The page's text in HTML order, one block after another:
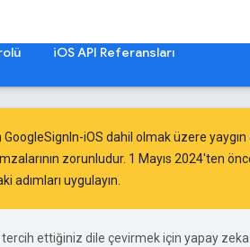
iOS API Referansları
iOS dahil olmak üzere yaygın
zorunludur. 1 Mayıs 2024'ten
adımları uygulayın.
tercih ettiğiniz dile çevirmek için yapay